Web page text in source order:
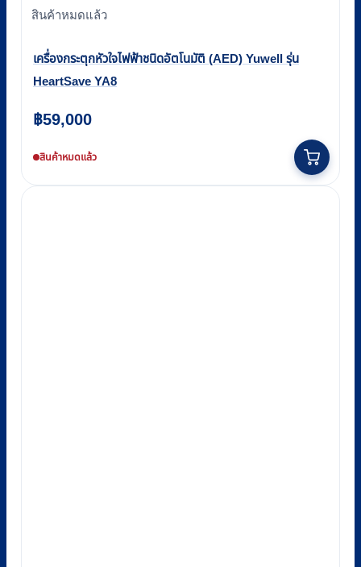
สินค้าหมดแล้ว
เครื่องกระตุกหัวใจไฟฟ้าชนิดอัตโนมัติ (AED) Yuwell รุ่น
HeartSave YA8
฿59,000
สินค้าหมดแล้ว